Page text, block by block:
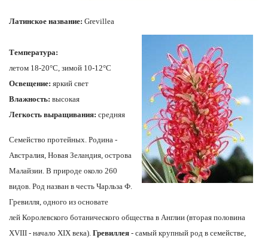
Латинское название: Grevillea
Температура:
летом 18-20°C, зимой 10-12°C
Освещение: яркий свет
Влажность: высокая
Легкость выращивания: средняя
Семейство протейных. Родина -
Австралия, Новая Зеландия, острова
Малайзии. В природе около 260
видов. Род назван в честь Чарльза Ф.
Гревилля, одного из основате
лей Королевского ботанического общества в Англии (вторая половина
XVIII - начало XIX века). Гревиллея - самый крупный род в семействе,